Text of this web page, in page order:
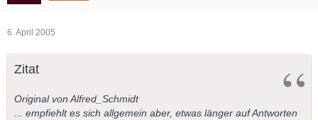
6. April 2005
Zitat
Original von Alfred_Schmidt
... empfiehlt es sich allgemein aber, etwas länger auf Antworten